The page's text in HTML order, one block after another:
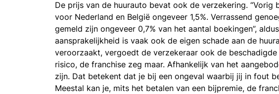
De prijs van de huurauto bevat ook de verzekering.
voor Nederland en België ongeveer 1,5%. Verrassend
gemeld zijn ongeveer 0,7% van het aantal boekingen”,
aansprakelijkheid is vaak ook de eigen schade aan de
veroorzaakt, vergoedt de verzekeraar ook de
risico, de franchise zeg maar. Afhankelijk van het
zijn. Dat betekent dat je bij een ongeval waarbij jij in fout
Meestal kan je, mits het betalen van een bijpremie, de